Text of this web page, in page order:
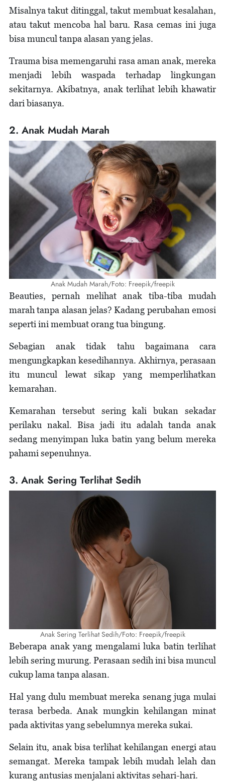
Misalnya takut ditinggal, takut membuat kesalahan,
atau takut mencoba hal baru. Rasa cemas ini juga
bisa muncul tanpa alasan yang jelas.
Trauma bisa memengaruhi rasa aman anak, mereka
menjadi lebih waspada terhadap lingkungan
sekitarnya. Akibatnya, anak terlihat lebih khawatir
dari biasanya.
2. Anak Mudah Marah
Anak Mudah Marah/Foto: Freepik/freepik
Beauties, pernah melihat anak tiba-tiba mudah
marah tanpa alasan jelas? Kadang perubahan emosi
seperti ini membuat orang tua bingung.
Sebagian anak tidak tahu bagaimana cara
mengungkapkan kesedihannya. Akhirnya, perasaan
itu muncul lewat sikap yang memperlihatkan
kemarahan.
Kemarahan tersebut sering kali bukan sekadar
perilaku nakal. Bisa jadi itu adalah tanda anak
sedang menyimpan luka batin yang belum mereka
pahami sepenuhnya.
3. Anak Sering Terlihat Sedih
Anak Sering Terlihat Sedih/Foto: Freepik/freepik
Beberapa anak yang mengalami luka batin terlihat
lebih sering murung. Perasaan sedih ini bisa muncul
cukup lama tanpa alasan.
Hal yang dulu membuat mereka senang juga mulai
terasa berbeda. Anak mungkin kehilangan minat
pada aktivitas yang sebelumnya mereka sukai.
Selain itu, anak bisa terlihat kehilangan energi atau
semangat. Mereka tampak lebih mudah lelah dan
kurang antusias menjalani aktivitas sehari-hari.